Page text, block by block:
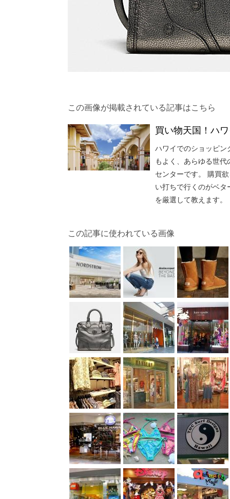
この画像が掲載されている記事はこちら
買い物天国！ハ
ハワイでのショッピン
もよく、あらゆる世
センターです。 購買
い打ちで行くのがベ
を厳選して教えます。
この記事に使われている画像